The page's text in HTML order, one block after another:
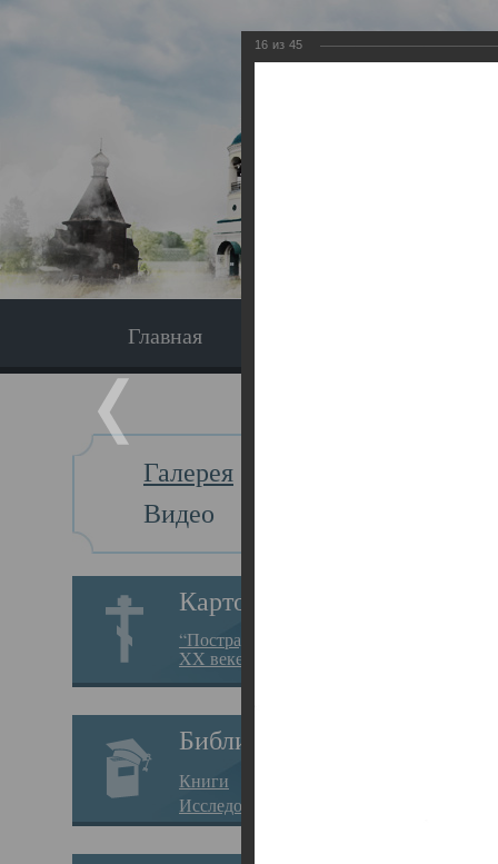
Главная
Галерея
Видео
Картотека
“Пострадавшие за веру в
XX веке на Севере”
Библиотека
Книги
Исследования
16 из 45